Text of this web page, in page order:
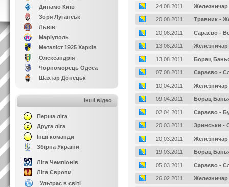
Динамо Київ
Зоря Луганськ
Львів
Маріуполь
Металіст 1925 Харків
Олександрія
Чорноморець Одеса
Шахтар Донецьк
Інші відео
Перша ліга
Друга ліга
Інші команди
Збірна України
Ліга Чемпіонів
Ліга Європи
Ультрас в світі
24.08.2011
20.08.2011 Травник -
20.08.2011 Сараєво -
13.08.2011 Железничар
13.08.2011 Борац
07.08.2011 Сараєво -
10.04.2011
09.04.2011 Борац
02.04.2011 Сараєво -
20.03.2011 Зринськи -
20.03.2011
19.03.2011 Борац
05.03.2011 Сараєво -
26.02.2011 Железничар